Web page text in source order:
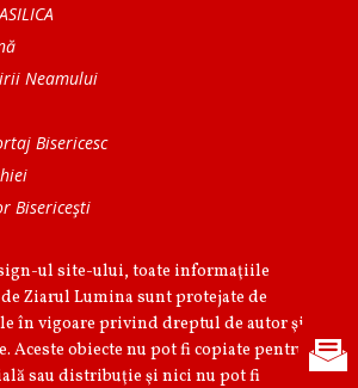
Neamului
Bisericesc
Bisericeşti
ul site-ului, toate informaţiile
Ziarul Lumina sunt protejate de
în vigoare privind dreptul de autor şi
Aceste obiecte nu pot fi copiate pentru
sau distribuţie şi nici nu pot fi